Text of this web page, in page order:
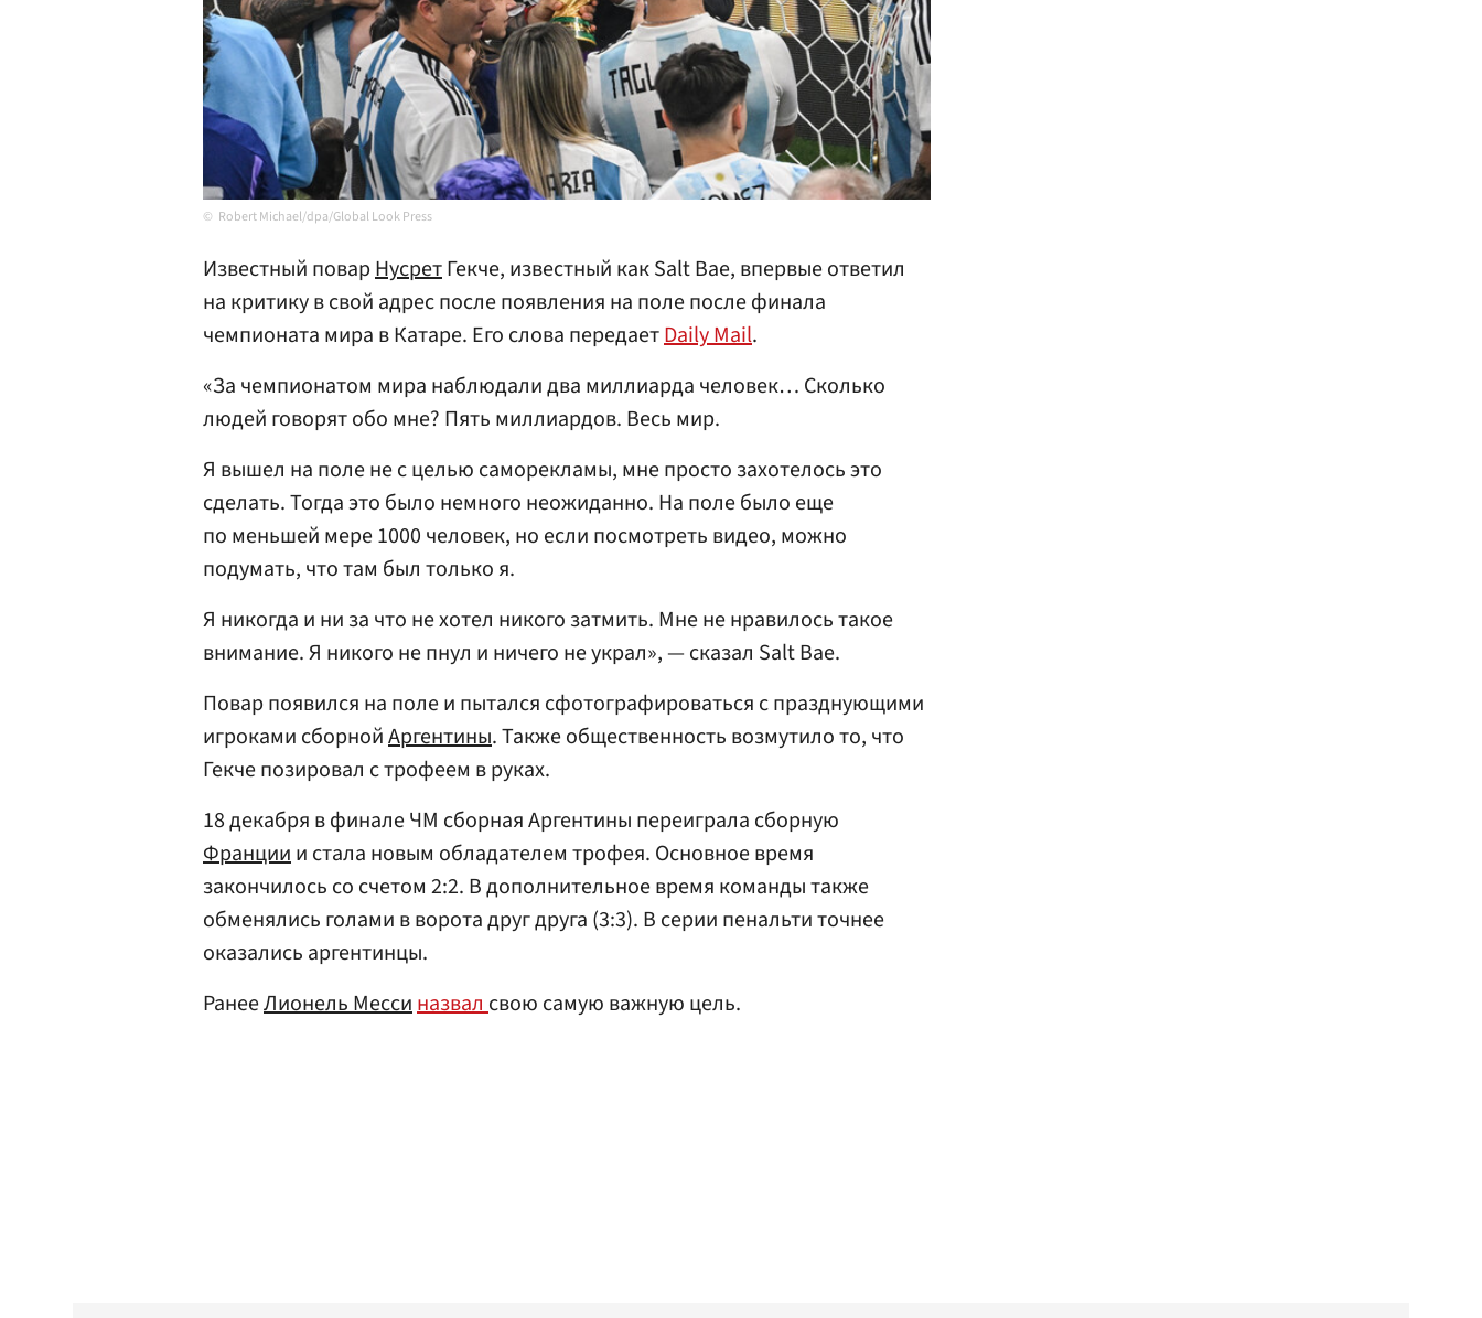
Robert Michael/dpa/Global Look Press
Известный поварНусретГекче, известный как Salt Bae, впервые ответил
на критику в свой адрес после появления на поле после финала
чемпионата мира в Катаре. Его слова передаетDaily Mail.
«За чемпионатом мира наблюдали два миллиарда человек… Сколько
людей говорят обо мне? Пять миллиардов. Весь мир.
Я вышел на поле не с целью саморекламы, мне просто захотелось это
сделать. Тогда это было немного неожиданно. На поле было еще
по меньшей мере 1000 человек, но если посмотреть видео, можно
подумать, что там был только я.
Я никогда и ни за что не хотел никого затмить. Мне не нравилось такое
внимание. Я никого не пнул и ничего не украл», — сказал Salt Bae.
Повар появился на поле и пытался сфотографироваться с празднующими
игроками сборнойАргентины. Также общественность возмутило то, что
Гекче позировал с трофеем в руках.
18 декабря в финале ЧМ сборная Аргентины переиграла сборную
Франциии стала новым обладателем трофея. Основное время
закончилось со счетом 2:2. В дополнительное время команды также
обменялись голами в ворота друг друга (3:3). В серии пенальти точнее
оказались аргентинцы.
РанееЛионель Мессиназвалсвою самую важную цель.